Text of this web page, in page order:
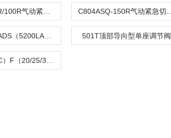
501T顶部导向型单座调节阀